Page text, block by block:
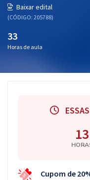
Aprovados
Baixar edital
(CÓDIGO: 205788)
33
Horas de aula
13
Cupom de